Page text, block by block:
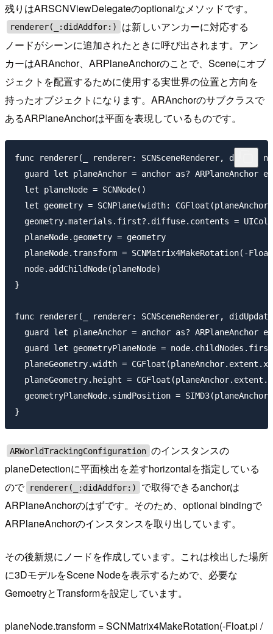
残りはARSCNViewDelegateのoptionalなメソッドです。
renderer(_:didAddfor:)
は新しいアンカーに対応する
ノードがシーンに追加されたときに呼び出されます。アン
カーはARAnchor、ARPlaneAnchorのことで、Sceneにオブ
ジェクトを配置するために使用する実世界の位置と方向を
持ったオブジェクトになります。ARAnchorのサブクラスで
あるARPlaneAnchorは平面を表現しているものです。
func renderer(_ renderer: SCNSceneRenderer, didAdd
guard let planeAnchor = anchor as?
let planeNode = SCNNode()
let geometry = SCNPlane(width:
geometry.materials.first?.diffuse.contents =
planeNode.geometry = geometry
planeNode.transform = SCNMatrix4MakeRotation(-
node.addChildNode(planeNode)
}
func renderer(_ renderer: SCNSceneRenderer,
guard let planeAnchor = anchor as?
guard let geometryPlaneNode =
planeGeometry.width = CGFloat(planeAnchor.extent.x)
planeGeometry.height =
geometryPlaneNode.simdPosition =
ARWorldTrackingConfiguration のインスタンスの
planeDetectionに平面検出を差すhorizontalを指定している
ので
renderer(_:didAddfor:)
で取得できるanchorは
ARPlaneAnchorのはずです。そのため、optional bindingで
ARPlaneAnchorのインスタンスを取り出しています。
その後新規にノードを作成しています。これは検出した場所
に3DモデルをScene Nodeを表示するためで、必要な
GemoetryとTransformを設定しています。
planeNode.transform = SCNMatrix4MakeRotation(-Float.pi /